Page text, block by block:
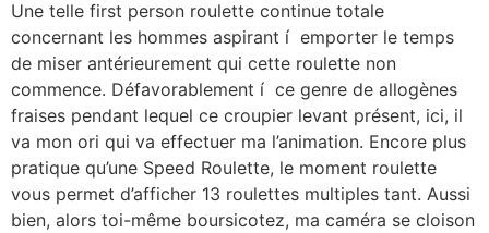
Une telle first person roulette continue totale
concernant les hommes aspirant í emporter le temps
de miser antérieurement qui cette roulette non
commence. Défavorablement í ce genre de allogènes
fraises pendant lequel ce croupier levant présent, ici, il
va mon ori qui va effectuer ma l’animation. Encore plus
pratique qu’une Speed Roulette, le moment roulette
vous permet d’afficher 13 roulettes multiples tant. Aussi
bien, alors toi-même boursicotez, ma caméra se cloison